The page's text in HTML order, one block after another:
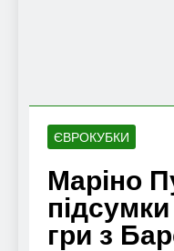
ЄВРОКУБКИ
Маріно
гри з